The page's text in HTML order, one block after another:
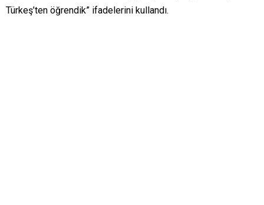
Türkeş’ten öğrendik” ifadelerini kullandı.